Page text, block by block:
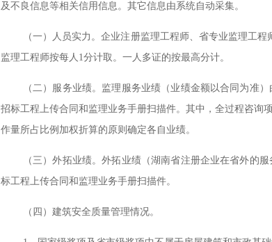
及不良信息等相关信用信息。其它信息由系统自动采集。
（一）人员实力。企业注册监理工程师、省专业监理工
监理工程师按每人1分计取。一人多证的按最高分计。
（二）服务业绩。监理服务业绩（业绩金额以合同为准
招标工程上传合同和监理业务手册扫描件。其中，全过程咨询
作量所占比例加权折算的原则确定各自业绩。
（三）外拓业绩。外拓业绩（湖南省注册企业在省外的
标工程上传合同和监理业务手册扫描件。
（四）建筑安全质量管理情况。